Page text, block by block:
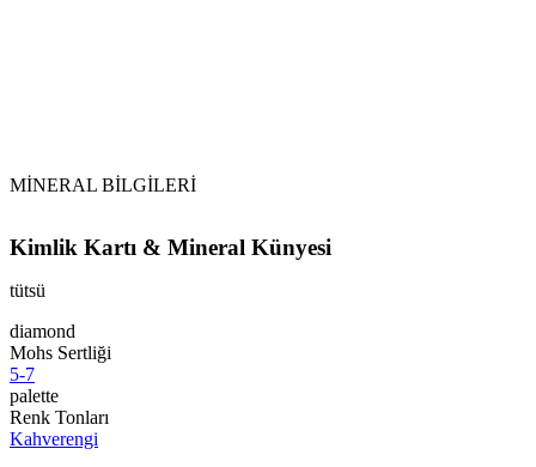
MİNERAL BİLGİLERİ
Kimlik Kartı & Mineral Künyesi
tütsü
diamond
Mohs Sertliği
5-7
palette
Renk Tonları
Kahverengi